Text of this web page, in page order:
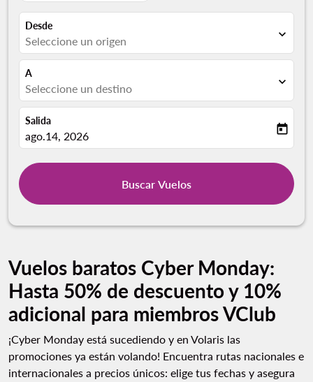
Desde
Seleccione un origen expand_more
A
Seleccione un destino expand_more
Salida
fc-booking-departure-date-aria-label
ago.14, 2026 today
Buscar Vuelos
Vuelos baratos Cyber Monday:
Hasta 50% de descuento y 10%
adicional para miembros VClub
¡Cyber Monday está sucediendo y en Volaris las
promociones ya están volando! Encuentra rutas nacionales e
internacionales a precios únicos: elige tus fechas y asegura